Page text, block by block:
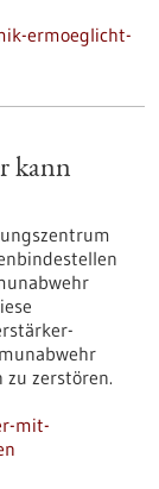
ermoeglicht-
kann
zerstören.
mit-